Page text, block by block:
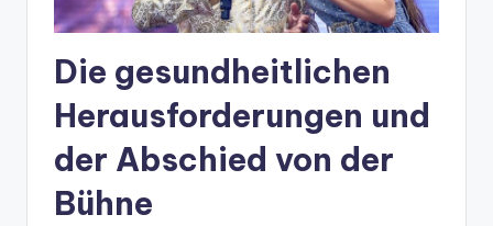
Die gesundheitlichen
Herausforderungen und
der Abschied von der
Bühne